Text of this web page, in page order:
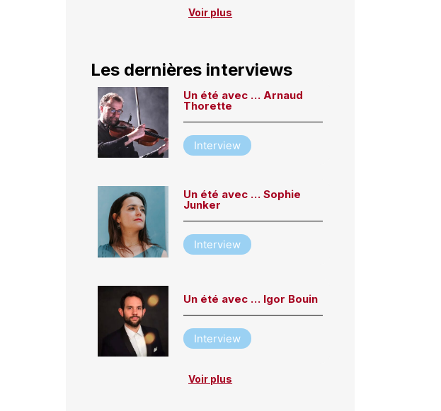
Voir plus
Les dernières interviews
Un été avec … Arnaud
Thorette
Interview
Un été avec … Sophie
Junker
Interview
Un été avec … Igor Bouin
Interview
Voir plus